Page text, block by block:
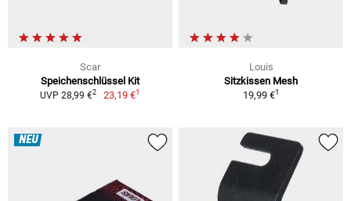
Scar
Speichenschlüssel Kit
UVP 28,99 €2 23,19 €1
Louis
Sitzkissen Mesh
19,99 €1
NEU